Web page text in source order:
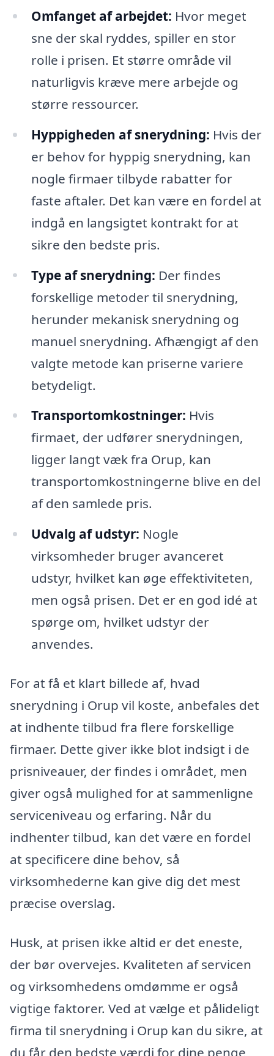
Omfanget af arbejdet: Hvor meget
sne der skal ryddes, spiller en stor
rolle i prisen. Et større område vil
naturligvis kræve mere arbejde og
større ressourcer.
Hyppigheden af snerydning: Hvis der
er behov for hyppig snerydning, kan
nogle firmaer tilbyde rabatter for
faste aftaler. Det kan være en fordel at
indgå en langsigtet kontrakt for at
sikre den bedste pris.
Type af snerydning: Der findes
forskellige metoder til snerydning,
herunder mekanisk snerydning og
manuel snerydning. Afhængigt af den
valgte metode kan priserne variere
betydeligt.
Transportomkostninger: Hvis
firmaet, der udfører snerydningen,
ligger langt væk fra Orup, kan
transportomkostningerne blive en del
af den samlede pris.
Udvalg af udstyr: Nogle
virksomheder bruger avanceret
udstyr, hvilket kan øge effektiviteten,
men også prisen. Det er en god idé at
spørge om, hvilket udstyr der
anvendes.
For at få et klart billede af, hvad
snerydning i Orup vil koste, anbefales det
at indhente tilbud fra flere forskellige
firmaer. Dette giver ikke blot indsigt i de
prisniveauer, der findes i området, men
giver også mulighed for at sammenligne
serviceniveau og erfaring. Når du
indhenter tilbud, kan det være en fordel
at specificere dine behov, så
virksomhederne kan give dig det mest
præcise overslag.
Husk, at prisen ikke altid er det eneste,
der bør overvejes. Kvaliteten af servicen
og virksomhedens omdømme er også
vigtige faktorer. Ved at vælge et pålideligt
firma til snerydning i Orup kan du sikre, at
du får den bedste værdi for dine penge